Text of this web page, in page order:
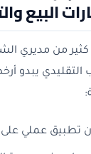
البيع
من مديري
التقليدي يبدو
تطبيق عملي على